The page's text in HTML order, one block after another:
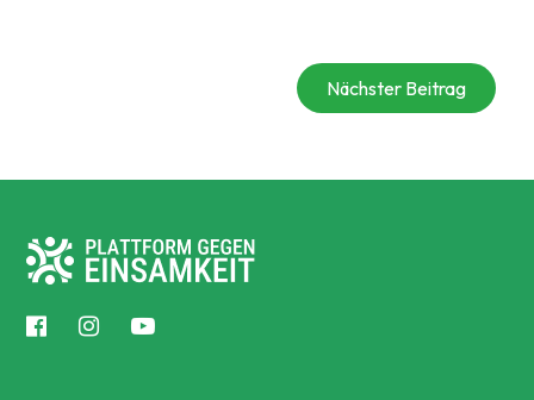
Nächster Beitrag